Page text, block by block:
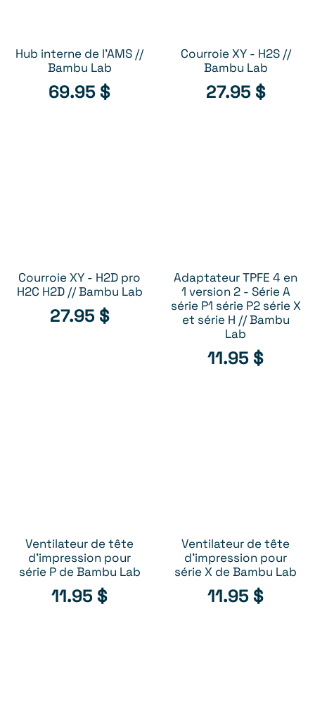
AJOUTER AU PANIER
Hub interne de l'AMS //
Bambu Lab
69.95$
AJOUTER AU PANIER
Courroie XY - H2S //
Bambu Lab
27.95$
AJOUTER AU PANIER
Courroie XY - H2D pro
H2C H2D // Bambu Lab
27.95$
AJOUTER AU PANIER
Adaptateur TPFE 4 en
1 version 2 - Série A
série P1 série P2 série X
et série H // Bambu
Lab
11.95$
AJOUTER AU PANIER
Ventilateur de tête
d'impression pour
série P de Bambu Lab
11.95$
AJOUTER AU PANIER
Ventilateur de tête
d'impression pour
série X de Bambu Lab
11.95$